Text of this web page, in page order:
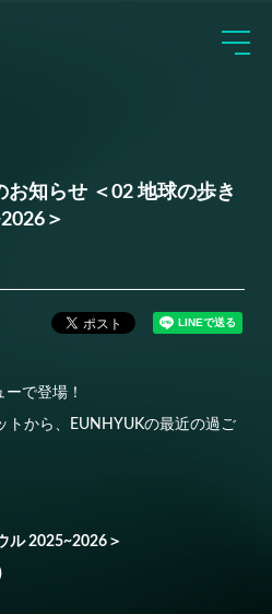
お知らせ ＜02 地球の歩き
＞
で登場！
トから、EUNHYUKの最近の過ご
ル 2025~2026＞